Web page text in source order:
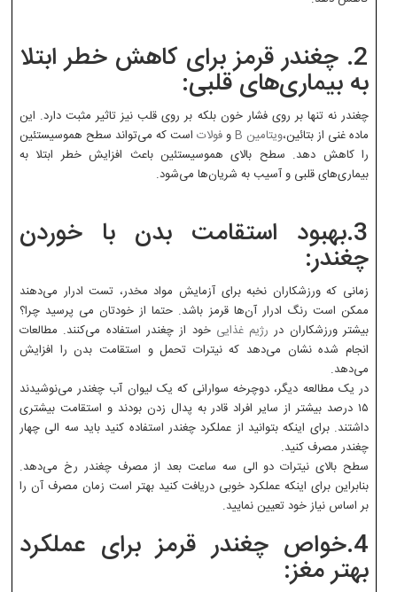
2. چغندر قرمز برای کاهش خطر ابتلا
به بیماری‌های قلبی:
چغندر نه تنها بر روی فشار خون بلکه بر روی قلب نیز تاثیر مثبت دارد. این
ماده غنی از بتائین،ویتامین B وفولات است که می‌تواند سطح هموسیستئین
را کاهش دهد. سطح بالای هموسیستئین باعث افزایش خطر ابتلا به
بیماری‌های قلبی و آسیب به شریان‌ها می‌شود.
3.بهبود استقامت بدن با خوردن
چغندر:
زمانی که ورزشکاران نخبه برای آزمایش مواد مخدر، تست ادرار می‌دهند
ممکن است رنگ ادرار آن‌ها قرمز باشد. حتما از خودتان می پرسید چرا؟
بیشتر ورزشکاران در رژیم غذایی خود از چغندر استفاده می‌کنند. مطالعات
انجام شده نشان می‌دهد که نیترات تحمل و استقامت بدن را افزایش
می‌دهد.
در یک مطالعه دیگر، دوچرخه سوارانی که یک لیوان آب چغندر می‌نوشیدند
۱۵ درصد بیشتر از سایر افراد قادر به پدال زدن بودند و استقامت بیشتری
داشتند. برای اینکه بتوانید از عملکرد چغندر استفاده کنید باید سه الی چهار
چغندر مصرف کنید.
سطح بالای نیترات دو الی سه ساعت بعد از مصرف چغندر رخ می‌دهد.
بنابراین برای اینکه عملکرد خوبی دریافت کنید بهتر است زمان مصرف آن را
بر اساس نیاز خود تعیین نمایید.
4.خواص چغندر قرمز برای عملکرد
بهتر مغز: